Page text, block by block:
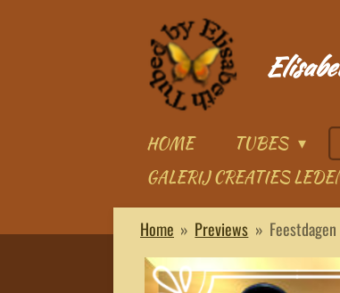
HOME TUBES
GALERIJ CREATIES
Home » Previews » Feestdagen